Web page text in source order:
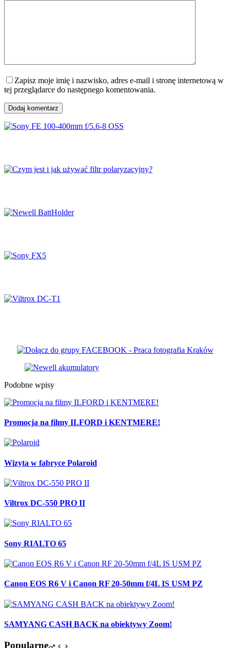
Zapisz moje imię i nazwisko, adres e-mail i stronę internetową w
tej przeglądarce do następnego komentowania.
Dodaj komentarz
Podobne wpisy
Promocja na filmy ILFORD i KENTMERE!
Wizyta w fabryce Polaroid
Viltrox DC-550 PRO II
Sony RIALTO 65
Canon EOS R6 V i Canon RF 20-50mm f/4L IS USM PZ
SAMYANG CASH BACK na obiektywy Zoom!
Popularne